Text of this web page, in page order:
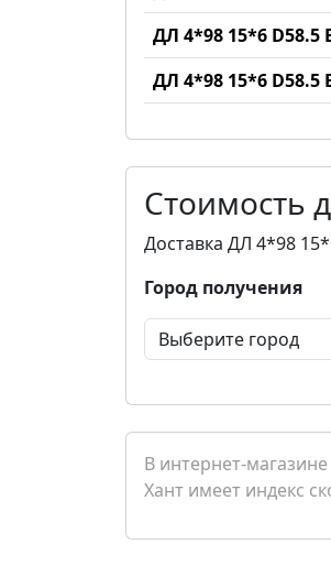
ДЛ 4*98 15*6 D58.5
ДЛ 4*98 15*6 D58.5
Стоимость
Доставка ДЛ 4*98
Город получения
В интернет-
Хант имеет индекс